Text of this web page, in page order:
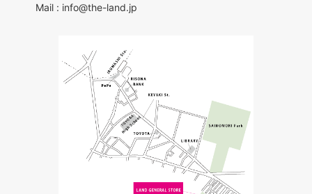
Mail : info@the-land.jp